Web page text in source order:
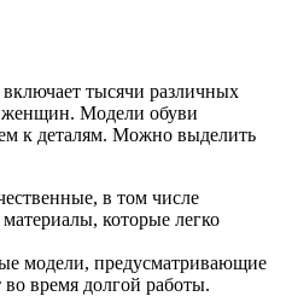
тысячи различных
Модели обуви
к деталям. Можно выделить
в том числе
которые легко
модели, предусматривающие
время долгой работы.